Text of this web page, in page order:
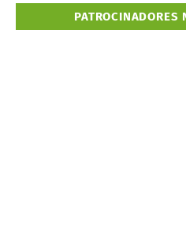
PATROCINADORES